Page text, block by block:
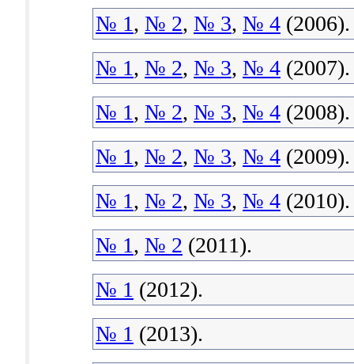
№ 1, № 2, № 3, № 4 (2006).
№ 1, № 2, № 3, № 4 (2007).
№ 1, № 2, № 3, № 4 (2008).
№ 1, № 2, № 3, № 4 (2009).
№ 1, № 2, № 3, № 4 (2010).
№ 1, № 2 (2011).
№ 1 (2012).
№ 1 (2013).